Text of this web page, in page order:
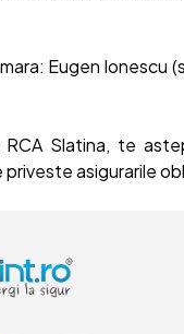
Eugen Ionescu
Slatina, te
asigurarile